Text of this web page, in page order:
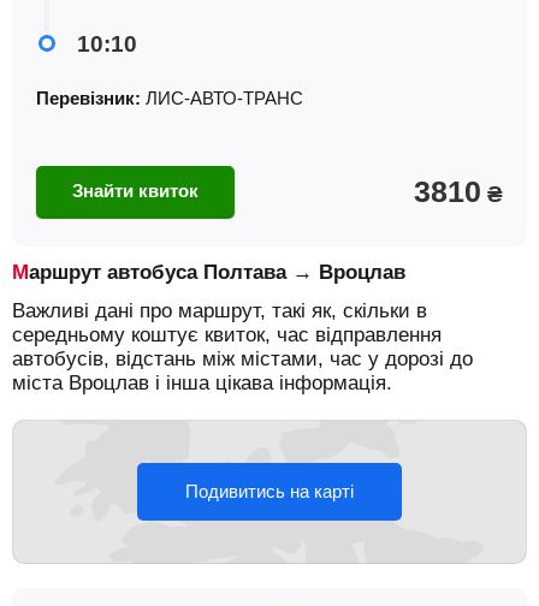
10:10
Перевізник: ЛИС-АВТО-ТРАНС
Знайти квиток 3810 ₴
Маршрут автобуса Полтава → Вроцлав
Важливі дані про маршрут, такі як, скільки в
середньому коштує квиток, час відправлення
автобусів, відстань між містами, час у дорозі до
міста Вроцлав і інша цікава інформація.
Подивитись на карті